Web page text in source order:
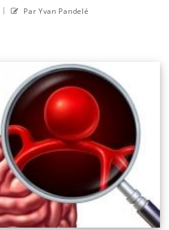
| Par Yvan Pandelé